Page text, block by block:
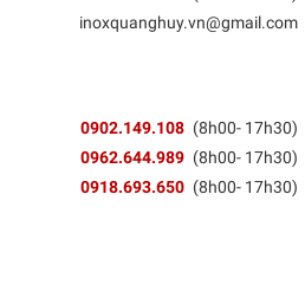
inoxquanghuy.vn@gmail.com
0902.149.108 (8h00- 17h30)
0962.644.989 (8h00- 17h30)
0918.693.650 (8h00- 17h30)